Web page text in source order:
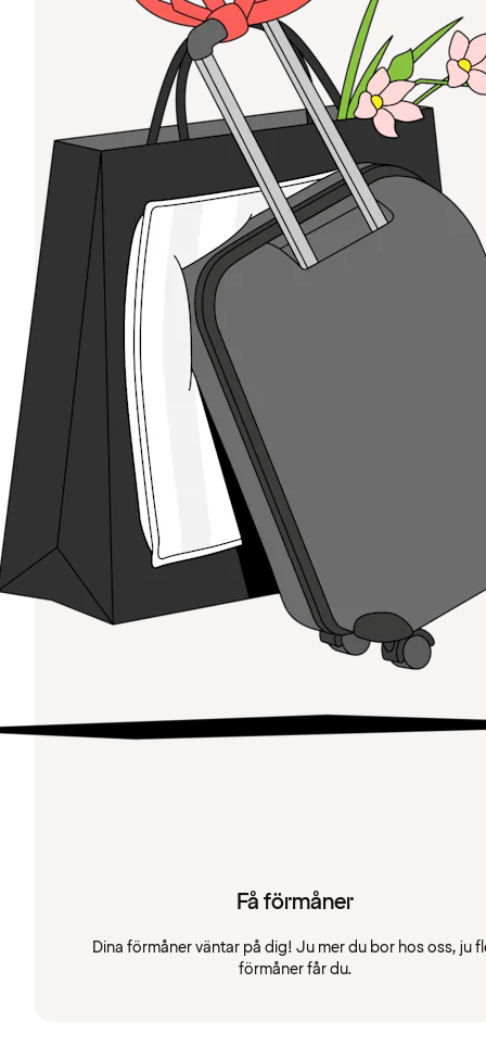
Få förmåner
Dina förmåner väntar på dig! Ju mer du bor hos oss, ju
förmåner får du.